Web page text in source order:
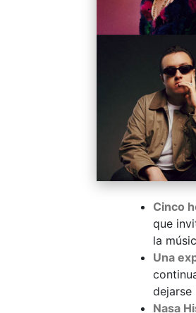
Cinco
que
la
Una
dejarse
Nasa